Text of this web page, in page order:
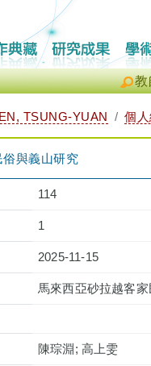
教
TSUNG-YUAN 個
與義山研究
114
1
2025-11-15
馬來西亞砂拉越客
陳琮淵; 高上雯